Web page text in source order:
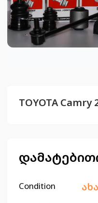
TOYOTA Camry
Condition